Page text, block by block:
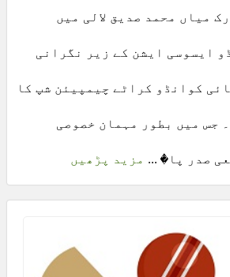
میاں محمد صدیق لالی میں
ایسوسی ایشن کے زیر نگرانی
کوانڈو کراٹے چیمپیئن شپ کا
جس میں بطور مہمان خصوصی
صدر پا� ... مزید پڑھیں